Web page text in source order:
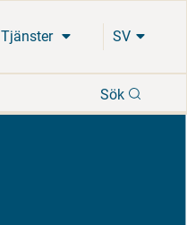
Tjänster SV
Sök